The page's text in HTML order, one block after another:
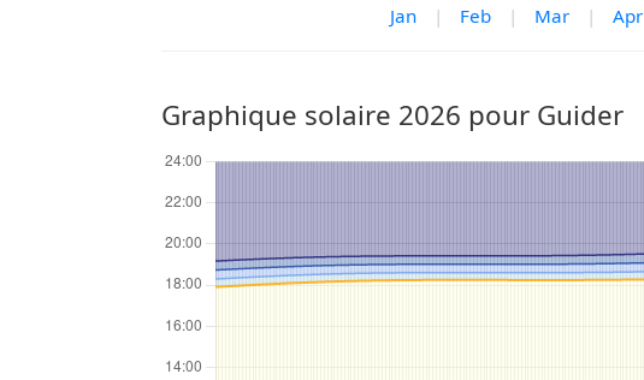
Jan | Feb | Mar | Apr
Graphique solaire 2026 pour Guider